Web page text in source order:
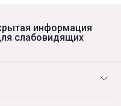
информация
слабовидящих